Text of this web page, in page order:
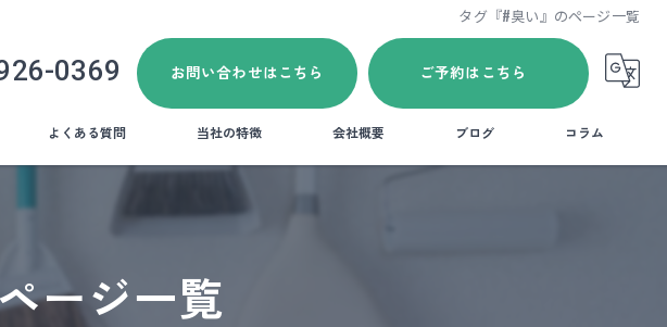
タグ『#臭い』のページ一覧
0369 お問い合わせはこちら ご予約はこちら
よくある質問 当社の特徴
水回り
会社概要 ブログ コラム
ージ一覧